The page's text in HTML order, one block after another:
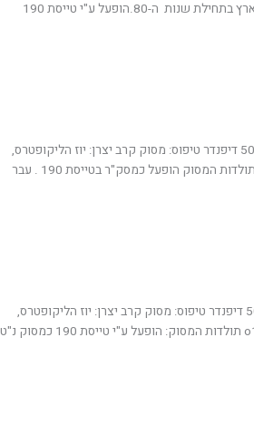
פרטי המסוק : דגם: 500MD/TOW דיפנדר טיפוס: מסוק קרב יצרן: יוז הליקופטרס,
ארה"ב מספר יצרן: 89-0469D תולדות המסוק הופעל כמסק"ר בטייסת 190 . עבר
פרטי המסוק דגם: 500MD/TOW דיפנדר טיפוס: מסוק קרב יצרן: יוז הליקופטרס,
ארה"ב מספר יצרן: o119-0598D תולדות המסוק: הופעל ע"י טייסת 190 כמסוק נ"ט